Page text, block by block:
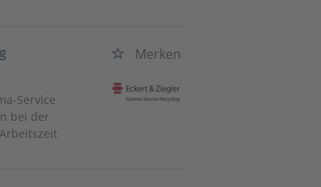
Merken
Service
bei der